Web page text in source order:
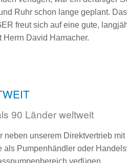
Ruhr schon lange geplant. Das
freut sich auf eine gute,
David Hamacher.
90 Länder weltweit
unserem Direktvertrieb mit
als Pumpenhändler oder
verfügen.